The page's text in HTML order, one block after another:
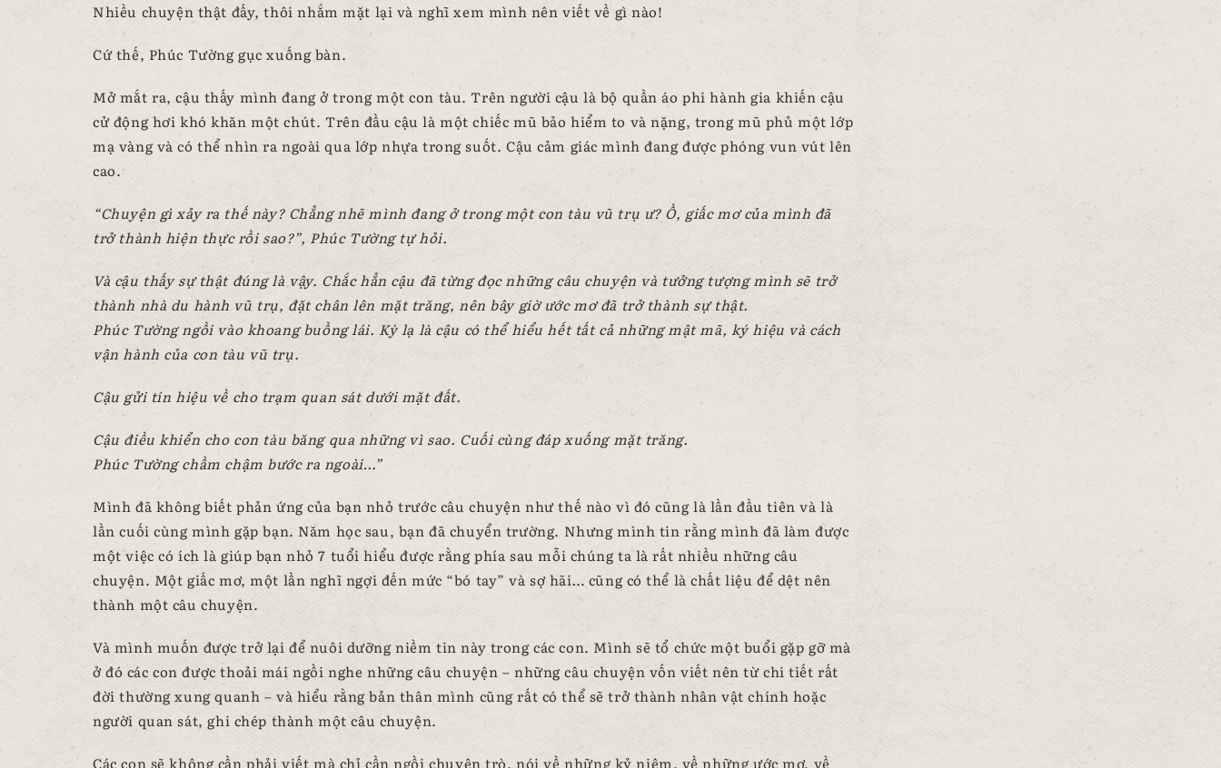
Nhiều chuyện thật đấy, thôi nhắm mặt lại và nghĩ xem mình nên viết về gì nào!
Cứ thế, Phúc Tường gục xuống bàn.
Mở mắt ra, cậu thấy mình đang ở trong một con tàu. Trên người cậu là bộ quần áo phi hành gia khiến cậu
cử động hơi khó khăn một chút. Trên đầu cậu là một chiếc mũ bảo hiểm to và nặng, trong mũ phủ một lớp
mạ vàng và có thể nhìn ra ngoài qua lớp nhựa trong suốt. Cậu cảm giác mình đang được phóng vun vút lên
cao.
“Chuyện gì xảy ra thế này? Chẳng nhẽ mình đang ở trong một con tàu vũ trụ ư? Ồ, giấc mơ của mình đã
trở thành hiện thực rồi sao?”, Phúc Tường tự hỏi.
Và cậu thấy sự thật đúng là vậy. Chắc hẳn cậu đã từng đọc những câu chuyện và tưởng tượng mình sẽ trở
thành nhà du hành vũ trụ, đặt chân lên mặt trăng, nên bây giờ ước mơ đã trở thành sự thật.
Phúc Tường ngồi vào khoang buồng lái. Kỳ lạ là cậu có thể hiểu hết tất cả những mật mã, ký hiệu và cách
vận hành của con tàu vũ trụ.
Cậu gửi tín hiệu về cho trạm quan sát dưới mặt đất.
Cậu điều khiển cho con tàu băng qua những vì sao. Cuối cùng đáp xuống mặt trăng.
Phúc Tường chầm chậm bước ra ngoài…”
Mình đã không biết phản ứng của bạn nhỏ trước câu chuyện như thế nào vì đó cũng là lần đầu tiên và là
lần cuối cùng mình gặp bạn. Năm học sau, bạn đã chuyển trường. Nhưng mình tin rằng mình đã làm được
một việc có ích là giúp bạn nhỏ 7 tuổi hiểu được rằng phía sau mỗi chúng ta là rất nhiều những câu
chuyện. Một giấc mơ, một lần nghĩ ngợi đến mức “bó tay” và sợ hãi… cũng có thể là chất liệu để dệt nên
thành một câu chuyện.
Và mình muốn được trở lại để nuôi dưỡng niềm tin này trong các con. Mình sẽ tổ chức một buổi gặp gỡ mà
ở đó các con được thoải mái ngồi nghe những câu chuyện – những câu chuyện vốn viết nên từ chi tiết rất
đời thường xung quanh – và hiểu rằng bản thân mình cũng rất có thể sẽ trở thành nhân vật chính hoặc
người quan sát, ghi chép thành một câu chuyện.
Các con sẽ không cần phải viết mà chỉ cần ngồi chuyện trò, nói về những kỷ niệm, về những ước mơ, về